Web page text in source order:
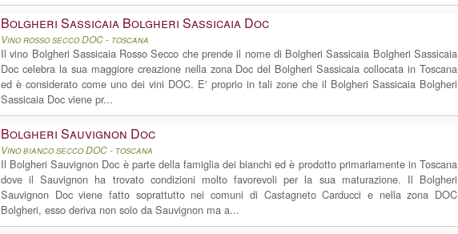
Bolgheri Sassicaia Bolgheri Sassicaia Doc
Vino rosso secco DOC - toscana
Il vino Bolgheri Sassicaia Rosso Secco che prende il nome di Bolgheri Sassicaia Bolgheri Sassicaia
Doc celebra la sua maggiore creazione nella zona Doc del Bolgheri Sassicaia collocata in Toscana
ed è considerato come uno dei vini DOC. E' proprio in tali zone che il Bolgheri Sassicaia Bolgheri
Sassicaia Doc viene pr...
Bolgheri Sauvignon Doc
Vino bianco secco DOC - toscana
Il Bolgheri Sauvignon Doc è parte della famiglia dei bianchi ed è prodotto primariamente in Toscana
dove il Sauvignon ha trovato condizioni molto favorevoli per la sua maturazione. Il Bolgheri
Sauvignon Doc viene fatto soprattutto nei comuni di Castagneto Carducci e nella zona DOC
Bolgheri, esso deriva non solo da Sauvignon ma a...